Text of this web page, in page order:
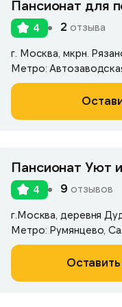
Пансионат для
4 2 отзыва
г. Москва, мкрн.
Пансионат Уют
4 9 отзывов
г.Москва, деревня
Метро: Румянцево,
Оставить